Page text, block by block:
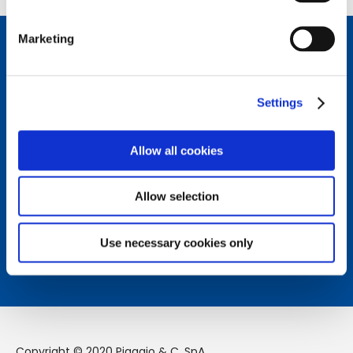
Marketing
Settings
Allow all cookies
Allow selection
Use necessary cookies only
Seguici sui nostri canali social per restare sempre
Come possiamo aiutarti?
Contattaci per ricevere assistenza dal nostro team.
Scopri di più